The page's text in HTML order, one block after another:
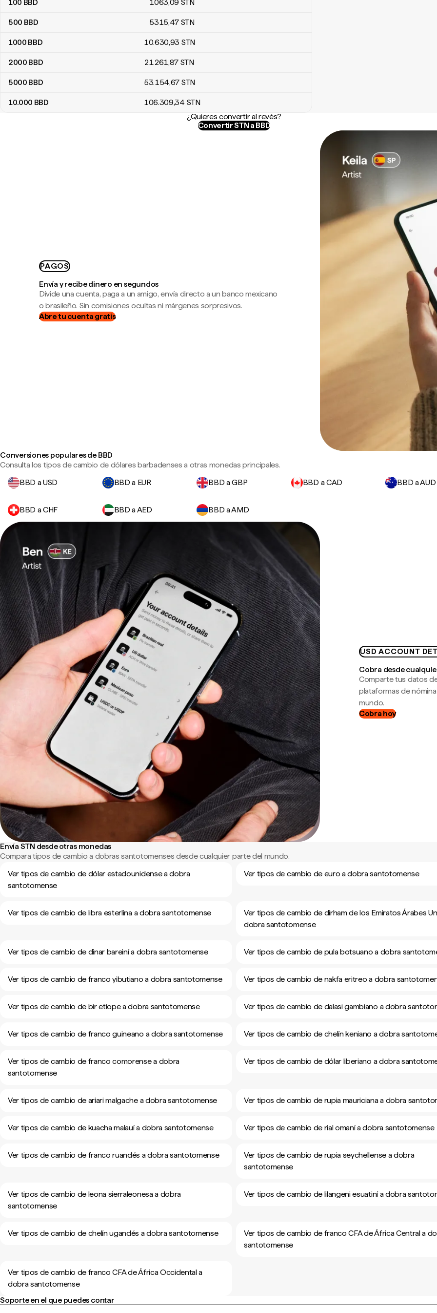
100 BBD 1063,09 STN
500 BBD 5315,47 STN
1000 BBD 10.630,93 STN
2000 BBD 21.261,87 STN
5000 BBD 53.154,67 STN
10.000 BBD 106.309,34 STN
¿Quieres convertir al revés?
Convertir STN a BBD
PAGOS
Envía y recibe dinero en segundos
Divide una cuenta, paga a un amigo, envía directo a un banco mexicano
o brasileño. Sin comisiones ocultas ni márgenes sorpresivos.
Abre tu cuenta gratis
Conversiones populares de BBD
Consulta los tipos de cambio de dólares barbadenses a otras monedas principales.
BBD a USD
BBD a EUR BBD a GBP BBD a CAD BBD a AUD
BBD a CHF BBD a AED BBD a AMD
USD ACCOUNT
Cobra desde
Comparte tus datos
plataformas de
mundo.
Cobra hoy
Envía STN desde otras monedas
Compara tipos de cambio a dobras santotomenses desde cualquier parte del mundo.
Ver tipos de cambio de dólar estadounidense a dobra
santotomense
Ver tipos de cambio de euro a dobra santotomense
Ver tipos de cambio de libra esterlina a dobra santotomense
Ver tipos de cambio de dírham de los Emiratos Árabes
dobra santotomense
Ver tipos de cambio de dinar bareiní a dobra santotomense Ver tipos de cambio de pula botsuano a dobra
Ver tipos de cambio de franco yibutiano a dobra santotomense Ver tipos de cambio de nakfa eritreo a dobra
Ver tipos de cambio de bir etíope a dobra santotomense Ver tipos de cambio de dalasi gambiano a dobra
Ver tipos de cambio de franco guineano a dobra santotomense Ver tipos de cambio de chelín keniano a dobra
Ver tipos de cambio de franco comorense a dobra
santotomense
Ver tipos de cambio de dólar liberiano a dobra
Ver tipos de cambio de ariari malgache a dobra santotomense Ver tipos de cambio de rupia mauriciana a dobra
Ver tipos de cambio de kuacha malauí a dobra santotomense Ver tipos de cambio de rial omaní a dobra santotomense
Ver tipos de cambio de franco ruandés a dobra santotomense
Ver tipos de cambio de rupia seychellense a dobra
santotomense
Ver tipos de cambio de leona sierraleonesa a dobra
santotomense
Ver tipos de cambio de lilangeni esuatiní a dobra
Ver tipos de cambio de chelín ugandés a dobra santotomense
Ver tipos de cambio de franco CFA de África Central a
santotomense
Ver tipos de cambio de franco CFA de África Occidental a
dobra santotomense
Soporte en el que puedes contar